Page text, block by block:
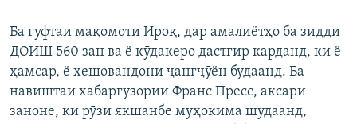
Ба гуфтаи мақомоти Ироқ, дар амалиётҳо ба зидди
ДОИШ 560 зан ва ё кӯдакеро дастгир карданд, ки ё
ҳамсар, ё хешовандони ҷангҷӯён будаанд. Ба
навиштаи хабаргузории Франс Пресс, аксари
заноне, ки рӯзи якшанбе муҳокима шудаанд,